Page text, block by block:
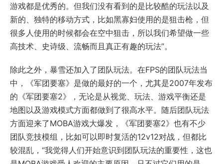
游戏都是优秀的。但我们没有看到的是比较酷的玩法以及
新的、独特的移动方式，比如黑寡妇使用的是狙击枪，但
很多人使用的时候都会在空中狙击，所以我们希望做一些
高技术、史诗级、流畅而且真正有趣的玩法”。
除此之外，暴雪还加入了团队玩法。在FPS的团队玩法当
中，《军团要塞》是做的最好的一个，尤其是2007年发布
的《军团要塞2》，无论是从视觉、玩法、游戏平衡还是
地图以及游戏模式方面都做到了很高水平。随后团队玩法
方面迎来了MOBA游戏大爆发，《军团要塞2》也有不少
团队竞技模组，比如可以即时复活的12v12对战，但都比
较混乱，“我觉得人们开始意识到团队玩法的重要性，这也